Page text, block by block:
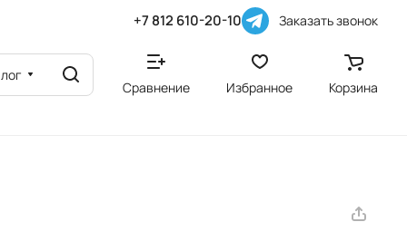
+7 812 610-20-10 Заказать звонок
Сравнение Избранное Корзина